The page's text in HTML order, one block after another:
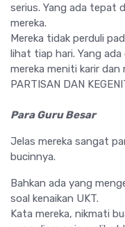
serius. Yang ada tepat
mereka.
Mereka tidak perduli
lihat tiap hari. Yang
mereka meniti karir dan
PARTISAN DAN
Para Guru Besar
Jelas mereka sangat
bucinnya.
Bahkan ada yang
soal kenaikan UKT.
Kata mereka, nikmati